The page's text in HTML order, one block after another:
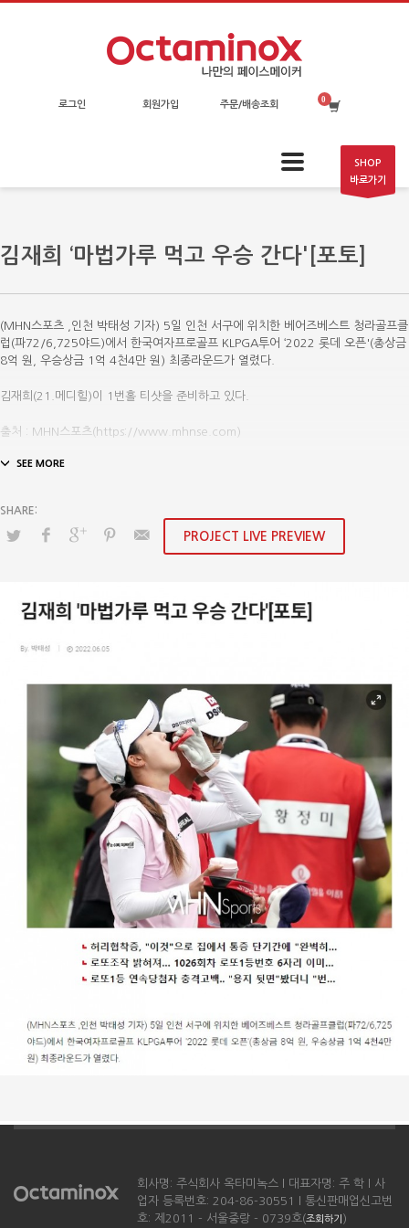
로그인 회원가입 주문/배송조회
SHOP
바로가기
김재희 ‘마법가루 먹고 우승 간다'[포토]
(MHN스포츠 ,인천 박태성 기자) 5일 인천 서구에 위치한 베어즈베스트 청라골프클
럽(파72/6,725야드)에서 한국여자프로골프 KLPGA투어 ‘2022 롯데 오픈'(총상금
8억 원, 우승상금 1억 4천4만 원) 최종라운드가 열렸다.
김재희(21.메디힐)이 1번홀 티샷을 준비하고 있다.
출처 : MHN스포츠(https://www.mhnse.com)
PROJECT LIVE PREVIEW
회사명: 주식회사 옥타미녹스 l 대표자명: 주 학 l 사
업자 등록번호: 204-86-30551 l 통신판매업신고번
호: 제2011 - 서울중랑 - 0739호(조회하기 )